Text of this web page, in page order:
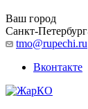
Ваш город
Санкт-Петербург
tmo@rupechi.ru
Вконтакте